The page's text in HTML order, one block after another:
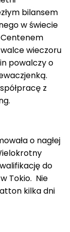
bilansem
w świecie
Centenem
wieczoru
powalczy o
z
o nagłej
do
Tokio. Nie
kilka dni